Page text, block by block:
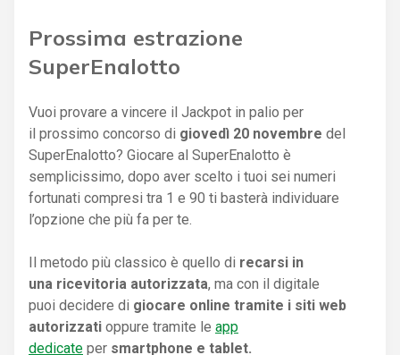
Prossima estrazione
SuperEnalotto
Vuoi provare a vincere il Jackpot in palio per
il prossimo concorso di giovedì 20 novembre del
SuperEnalotto? Giocare al SuperEnalotto è
semplicissimo, dopo aver scelto i tuoi sei numeri
fortunati compresi tra 1 e 90 ti basterà individuare
l’opzione che più fa per te.
Il metodo più classico è quello di recarsi in
una ricevitoria autorizzata, ma con il digitale
puoi decidere di giocare online tramite i siti web
autorizzati oppure tramite le app
dedicate per smartphone e tablet.